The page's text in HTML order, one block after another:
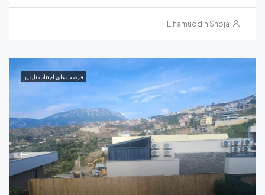
Elhamuddin
فرصت های اجتناب ناپذیر